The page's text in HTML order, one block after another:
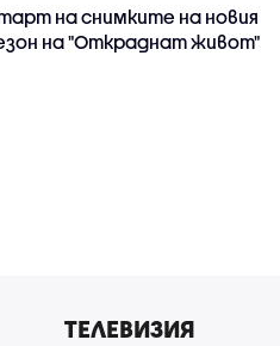
на снимките на новия
на "Откраднат живот"
ТЕЛЕВИЗИЯ